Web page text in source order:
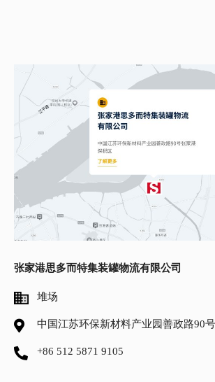
张家港思多而特集装罐物流有限公司
堆场
中国江苏环保新材料产业园善政路90
+86 512 5871 9105